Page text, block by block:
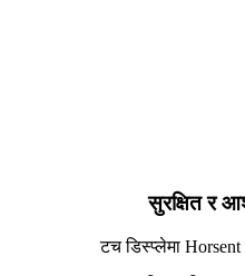
सुरक्षित र
टच डिस्प्लेमा